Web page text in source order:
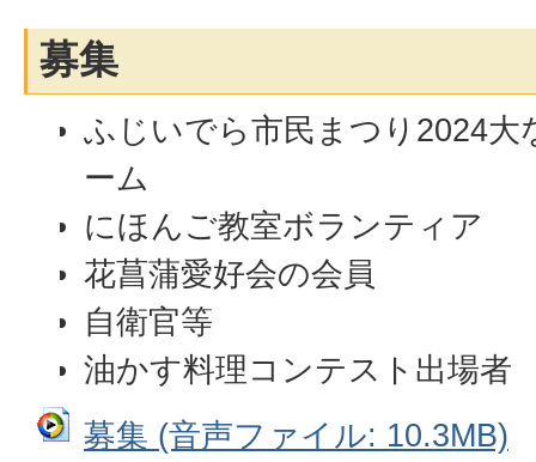
募集
ふじいでら市民まつり2024大
ーム
にほんご教室ボランティア
花菖蒲愛好会の会員
自衛官等
油かす料理コンテスト出場者
募集 (音声ファイル: 10.3MB)